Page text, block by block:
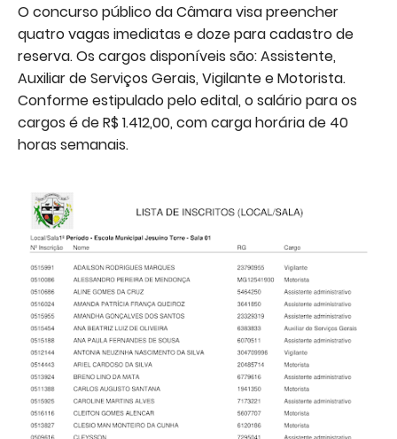
O concurso público da Câmara visa preencher
quatro vagas imediatas e doze para cadastro de
reserva. Os cargos disponíveis são: Assistente,
Auxiliar de Serviços Gerais, Vigilante e Motorista.
Conforme estipulado pelo edital, o salário para os
cargos é de R$ 1.412,00, com carga horária de 40
horas semanais.